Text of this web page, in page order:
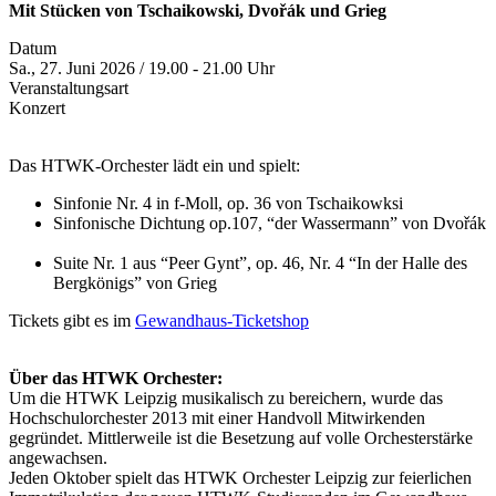
Mit Stücken von Tschaikowski, Dvořák und Grieg
Datum
Sa., 27. Juni 2026 / 19.00 - 21.00 Uhr
Veranstaltungsart
Konzert
Das HTWK-Orchesterlädt ein und spielt:
Sinfonie Nr. 4 in f-Moll, op. 36 von Tschaikowksi
Sinfonische Dichtung op.107, “der Wassermann” von Dvořák
Suite Nr. 1 aus “Peer Gynt”, op. 46, Nr. 4 “In der Halle des
Bergkönigs” von Grieg
Tickets gibt es im Gewandhaus-Ticketshop
Über das HTWK Orchester:
Um die HTWK Leipzig musikalisch zu bereichern, wurde das
Hochschulorchester 2013 mit einer Handvoll Mitwirkenden
gegründet. Mittlerweile ist die Besetzung auf volle Orchesterstärke
angewachsen.
Jeden Oktober spielt das HTWK Orchester Leipzig zur feierlichen